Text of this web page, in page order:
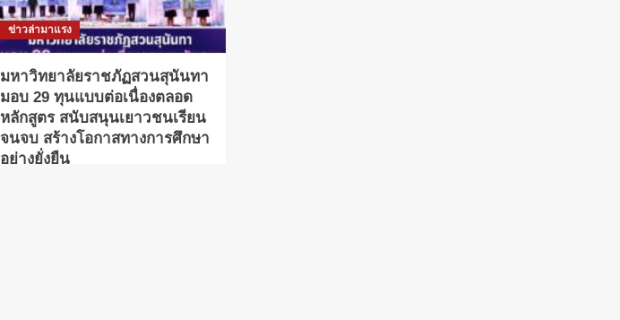
ข่าวล่ามาแรง
มหาวิทยาลัยราชภัฏสวนสุนันทา
มอบ 29 ทุนแบบต่อเนื่องตลอด
หลักสูตร สนับสนุนเยาวชนเรียน
จนจบ สร้างโอกาสทางการศึกษา
อย่างยั่งยืน